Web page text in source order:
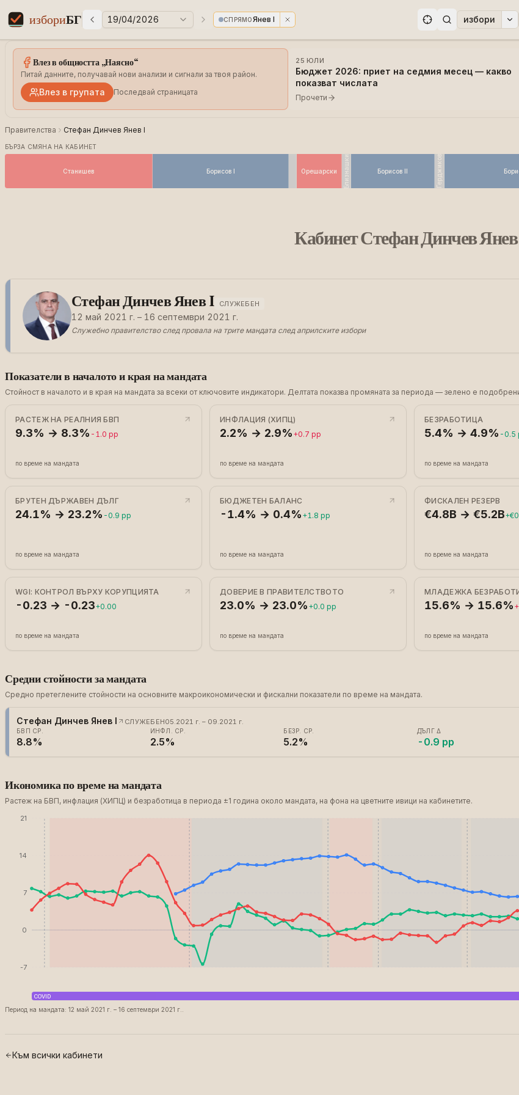
Elections in Bulgaria data statistics
избориБГ Предни избори
19/04/2026 Следващи избори
СПРЯМОЯнев I избори
Влез в общността „Наясно“
Питай данните, получавай нови анализи и сигнали за твоя район.
Влез в групата Последвай страницата
25 ЮЛИ
Бюджет 2026: приет на седмия месец — какво
показват числата
Прочети
Правителства Стефан Динчев Янев I
БЪРЗА СМЯНА НА КАБИНЕТ
Станишев Борисов I Орешарски Близнашки Борисов II Герджиков
Кабинет Стефан Динчев
Стефан Динчев Янев I СЛУЖЕБЕН
12 май 2021 г. – 16 септември 2021 г.
Служебно правителство след провала на трите мандата след априлските избори
Показатели в началото и края на мандата
Стойност в началото и в края на мандата за всеки от ключовите индикатори. Делтата показва промяната за периода — зелено е
РАСТЕЖ НА РЕАЛНИЯ БВП
9.3% → 8.3% -1.0 pp
по време на мандата
ИНФЛАЦИЯ (ХИПЦ)
2.2% → 2.9% +0.7 pp
по време на мандата
БЕЗРАБОТИЦА
5.4% → 4.9% -0.5
по време на мандата
БРУТЕН ДЪРЖАВЕН ДЪЛГ
24.1% → 23.2% -0.9 pp
по време на мандата
БЮДЖЕТЕН БАЛАНС
-1.4% → 0.4% +1.8 pp
по време на мандата
ФИСКАЛЕН РЕЗЕРВ
€4.8B → €5.2B
по време на мандата
WGI: КОНТРОЛ ВЪРХУ КОРУПЦИЯТА
-0.23 → -0.23+0.00
по време на мандата
ДОВЕРИЕ В ПРАВИТЕЛСТВОТО
23.0% → 23.0% +0.0 pp
по време на мандата
МЛАДЕЖКА
15.6% → 15.6%
по време на мандата
Средни стойности за мандата
Средно претеглените стойности на основните макроикономически и фискални показатели по време на мандата.
Стефан Динчев Янев I СЛУЖЕБЕН05.2021 г. – 09.2021 г.
БВП СР.
8.8%
ИНФЛ. СР.
2.5%
БЕЗР. СР.
5.2%
ДЪЛГ Δ
-0.9 pp
Икономика по време на мандата
Растеж на БВП, инфлация (ХИПЦ) и безработица в периода ±1 година около мандата, на фона на цветните ивици на кабинетите.
-7
0
7
14
21
COVID
Период на мандата: 12 май 2021 г. – 16 септември 2021 г..
Към всички кабинети